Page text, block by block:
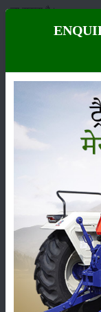
जा सकता है।
शीतलन की
उन क्षेत्रों में जहां सर्दियों
कलियों के निर्माण को
कृत्रिम शीतलन विधियों
ये भी पढ़ें: आ
म का पेड़
रोग प्रतिरोधी आम की
होता है कि रोग फूल आने
लिए ख़स्ता फफूंदी या
त्वरित कार्रवाई आवश्यक
अंत में, आम में फूल आने के
शामिल होता है जिसमें